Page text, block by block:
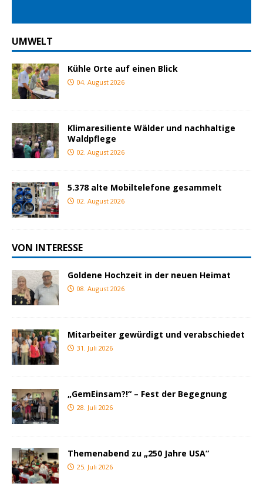
UMWELT
Kühle Orte auf einen Blick
04. August 2026
Klimaresiliente Wälder und nachhaltige
Waldpflege
02. August 2026
5.378 alte Mobiltelefone gesammelt
02. August 2026
VON INTERESSE
Goldene Hochzeit in der neuen Heimat
08. August 2026
Mitarbeiter gewürdigt und verabschiedet
31. Juli 2026
„GemEinsam?!“ – Fest der Begegnung
28. Juli 2026
Themenabend zu „250 Jahre USA“
25. Juli 2026